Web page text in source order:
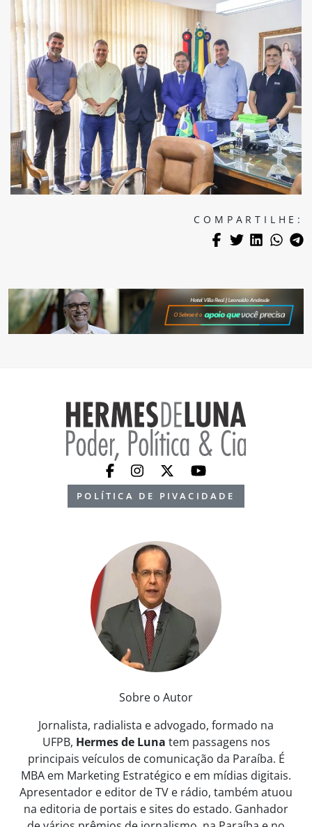
COMPARTILHE:
POLÍTICA DE PIVACIDADE
Sobre o Autor
Jornalista, radialista e advogado, formado na
UFPB, Hermes de Luna tem passagens nos
principais veículos de comunicação da Paraíba. É
MBA em Marketing Estratégico e em mídias digitais.
Apresentador e editor de TV e rádio, também atuou
na editoria de portais e sites do estado. Ganhador